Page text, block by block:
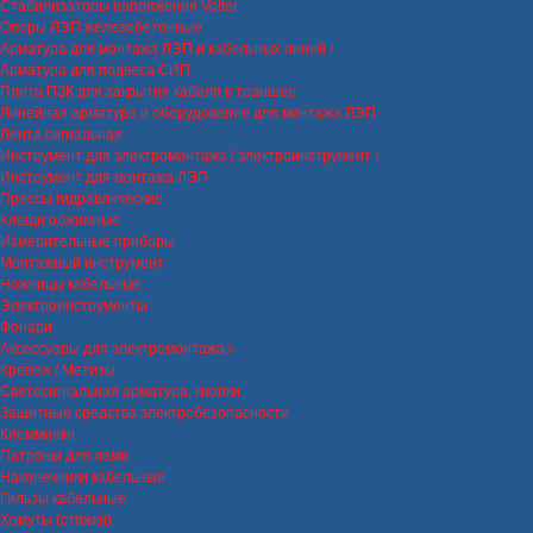
Стабилизаторы напряжения Volter
Опоры ЛЭП железобетонные
Арматура для монтажа ЛЭП и кабельных линий
Арматура для подвеса СИП
Плита ПЗК для закрытия кабеля в траншее
Линейная арматура и оборудование для монтажа ЛЭП
Лента сигнальная
Инструмент для электромонтажа / электроинструмент
Инструмент для монтажа ЛЭП
Прессы гидравлические
Клещи обжимные
Измерительные приборы
Монтажный инструмент
Ножницы кабельные
Электроинструменты
Фонари
Аксессуары для электромонтажа
Крепеж / Метизы
Светосигнальная арматура, кнопки
Защитные средства электробезопасности
Клеммники
Патроны для ламп
Наконечники кабельные
Гильзы кабельные
Хомуты (стяжки)